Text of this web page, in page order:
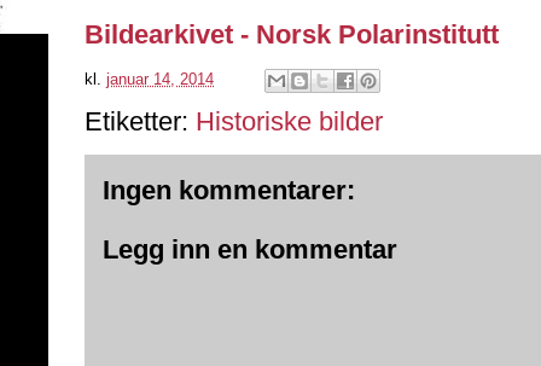
Bildearkivet - Norsk Polarinstitutt
kl. januar 14, 2014
Etiketter: Historiske bilder
Ingen kommentarer:
Legg inn en kommentar